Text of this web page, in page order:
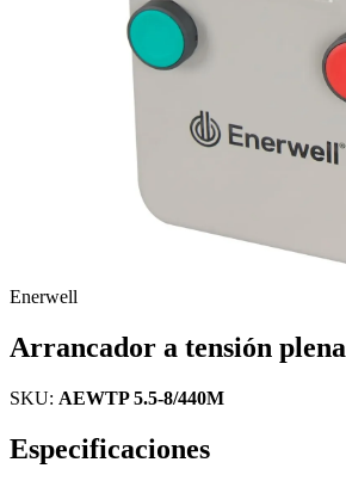
Enerwell
Arrancador a tensión plena
SKU: AEWTP 5.5-8/440M
Especificaciones